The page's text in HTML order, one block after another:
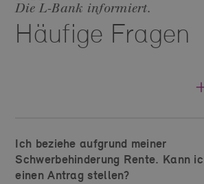
Die L‑Bank informiert.
Häufige Fragen
Ich beziehe aufgrund meiner
Schwerbehinderung Rente. Kann
einen Antrag stellen?